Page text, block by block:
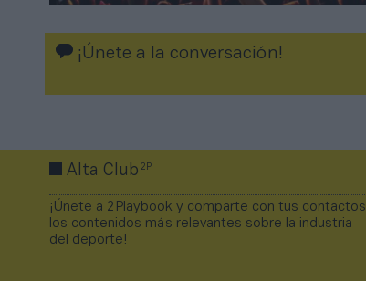
¡Únete a la conversación!
Alta Club2P
¡Únete a 2Playbook y comparte con tus contactos
los contenidos más relevantes sobre la industria
del deporte!